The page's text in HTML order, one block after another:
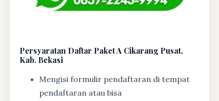
Persyaratan Daftar Paket A Cikarang Pusat,
Kab. Bekasi
Mengisi formulir pendaftaran di tempat
pendaftaran atau bisa